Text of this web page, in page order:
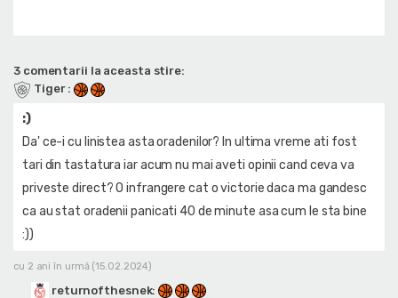
3 comentarii la aceasta stire:
Tiger :
:)
Da' ce-i cu linistea asta oradenilor? In ultima vreme ati fost
tari din tastatura iar acum nu mai aveti opinii cand ceva va
priveste direct? O infrangere cat o victorie daca ma gandesc
ca au stat oradenii panicati 40 de minute asa cum le sta bine
:))
cu 2 ani în urmă (15.02.2024)
returnofthesnek: